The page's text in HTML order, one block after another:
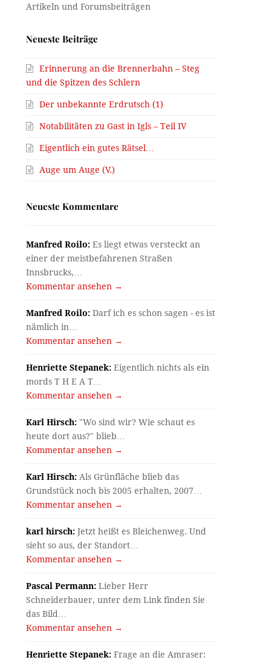
Neueste Beiträge
Erinnerung an die Brennerbahn – Steg
und die Spitzen des Schlern
Der unbekannte Erdrutsch (1)
Notabilitäten zu Gast in Igls – Teil IV
Eigentlich ein gutes Rätsel…
Auge um Auge (V.)
Neueste Kommentare
Manfred Roilo: Es liegt etwas versteckt an
einer der meistbefahrenen Straßen
Innsbrucks,…
Kommentar ansehen →
Manfred Roilo: Darf ich es schon sagen - es ist
nämlich in…
Kommentar ansehen →
Henriette Stepanek: Eigentlich nichts als ein
mords T H E A T…
Kommentar ansehen →
Karl Hirsch: "Wo sind wir? Wie schaut es
heute dort aus?" blieb…
Kommentar ansehen →
Karl Hirsch: Als Grünfläche blieb das
Grundstück noch bis 2005 erhalten, 2007…
Kommentar ansehen →
karl hirsch: Jetzt heißt es Bleichenweg. Und
sieht so aus, der Standort…
Kommentar ansehen →
Pascal Permann: Lieber Herr
Schneiderbauer, unter dem Link finden Sie
das Bild…
Kommentar ansehen →
Henriette Stepanek: Frage an die Amraser: